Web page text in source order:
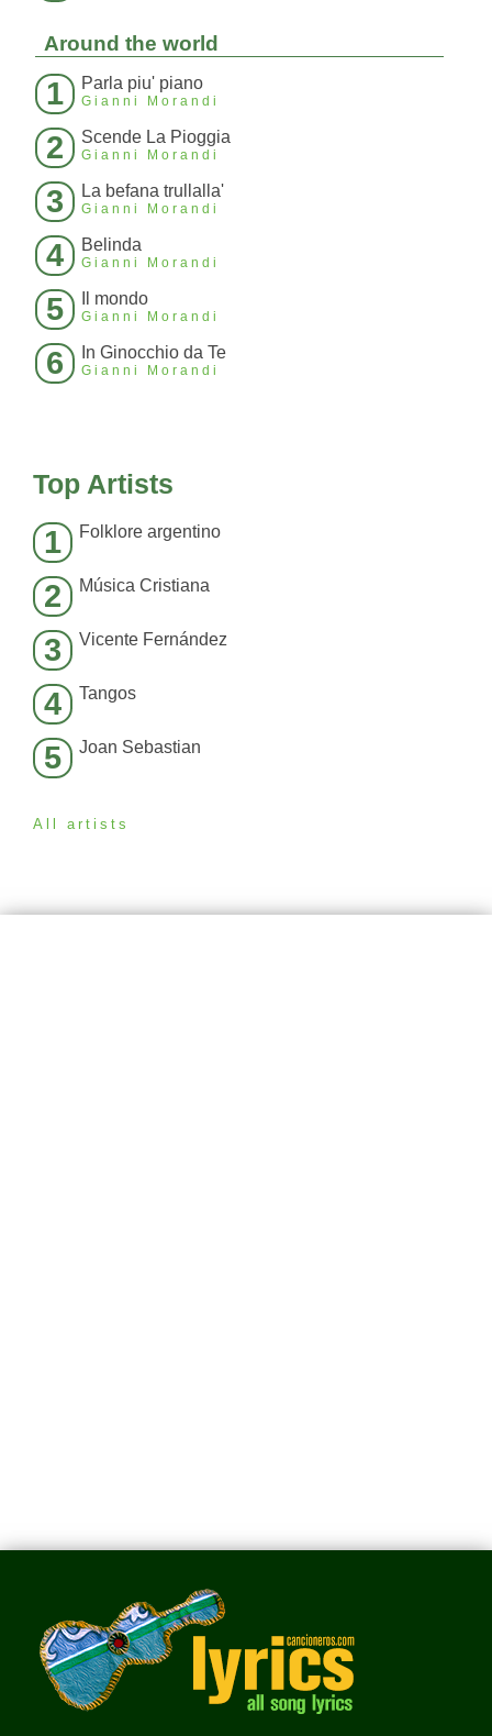
Around the world
1 Parla piu' piano
Gianni Morandi
2 Scende La Pioggia
Gianni Morandi
3 La befana trullalla'
Gianni Morandi
4 Belinda
Gianni Morandi
5 Il mondo
Gianni Morandi
6 In Ginocchio da Te
Gianni Morandi
Top Artists
1 Folklore argentino
2 Música Cristiana
3 Vicente Fernández
4 Tangos
5 Joan Sebastian
All artists